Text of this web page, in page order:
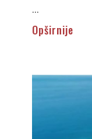
...
Opširnije